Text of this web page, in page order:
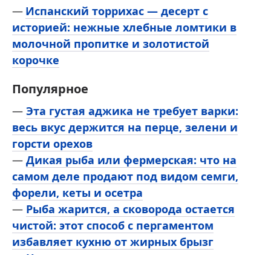
Испанский торрихас — десерт с
историей: нежные хлебные ломтики в
молочной пропитке и золотистой
корочке
Популярное
— Эта густая аджика не требует варки:
весь вкус держится на перце, зелени и
горсти орехов
— Дикая рыба или фермерская: что на
самом деле продают под видом семги,
форели, кеты и осетра
— Рыба жарится, а сковорода остается
чистой: этот способ с пергаментом
избавляет кухню от жирных брызг